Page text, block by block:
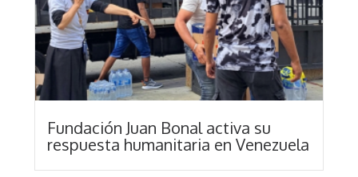
Fundación Juan Bonal activa su
respuesta humanitaria en Venezuela